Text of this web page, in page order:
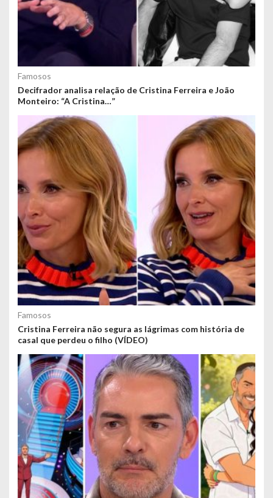
Famosos
Decifrador analisa relação de Cristina Ferreira e João
Monteiro: “A Cristina…”
Famosos
Cristina Ferreira não segura as lágrimas com história de
casal que perdeu o filho (VÍDEO)